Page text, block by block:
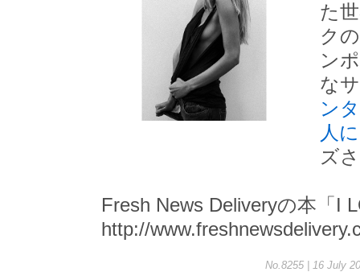
た
ク
ン
な
ン
人
ズ
Fresh News Deliveryの本「I
http://
No.8255 | 16 July